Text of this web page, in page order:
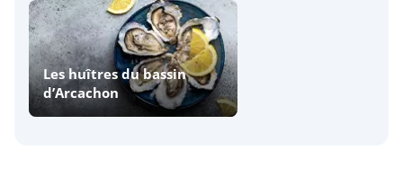
Les huîtres du bassin
d’Arcachon